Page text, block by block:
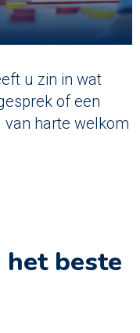
u zin in wat
of een
van harte welkom
het beste